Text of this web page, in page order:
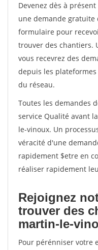
Devenez dès à
une demande gratuite
formulaire pour
trouver des chantiers.
vous recevrez des
depuis les
du réseau.
Toutes les demandes
service Qualité avant
le-vinoux. Un
véracité d'une
rapidement $etre en
réaliser rapidement
Rejoignez
trouver des
martin-le-
Pour pérénniser votre